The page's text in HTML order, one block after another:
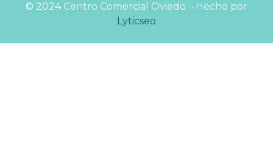
©️ 2024 Centro Comercial Oviedo – Hecho por
Lyticseo